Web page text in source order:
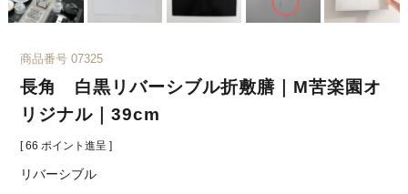
商品番号 07325
長角 白黒リバーシブル折敷膳｜M苦楽園オ
リジナル｜39cm
[ 66 ポイント進呈 ]
リバーシブル